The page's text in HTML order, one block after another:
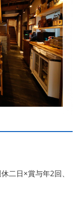
二日×賞与年2回、